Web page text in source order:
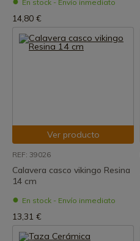
En stock - Envío inmediato
14,80 €
Ver producto
REF: 39026
Calavera casco vikingo Resina
14 cm
En stock - Envío inmediato
13,31 €